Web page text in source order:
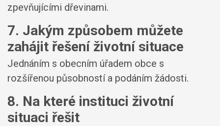
zpevňujícími dřevinami.
7. Jakým způsobem můžete
zahájit řešení životní situace
Jednáním s obecním úřadem obce s
rozšířenou působností a podáním žádosti.
8. Na které instituci životní
situaci řešit